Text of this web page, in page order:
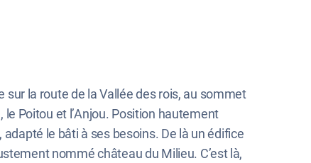
sur la route de la Vallée des rois, au sommet
Poitou et l’Anjou. Position hautement
le bâti à ses besoins. De là un édifice
nommé château du Milieu. C’est là,